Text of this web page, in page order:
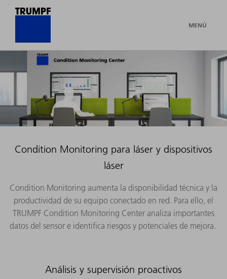
MENÚ
Condition Monitoring para láser y dispositivos
láser
Condition Monitoring aumenta la disponibilidad técnica y la
productividad de su equipo conectado en red. Para ello, el
TRUMPF Condition Monitoring Center analiza importantes
datos del sensor e identifica riesgos y potenciales de mejora.
Análisis y supervisión proactivos